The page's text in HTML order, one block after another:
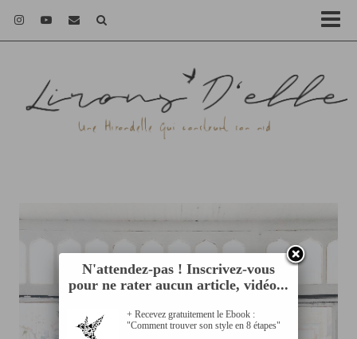
N'attendez-pas ! Inscrivez-vous
pour ne rater aucun article, vidéo...
+ Recevez gratuitement le Ebook :
"Comment trouver son style en 8 étapes"